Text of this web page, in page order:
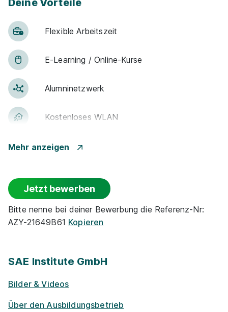
Mehrere Standorte
90%
Eignung
Du bist noch unentschlossen?
Mehr erfahren
Grafikdesign Diploma SAE Institute GmbH
15.03.2027
Deine Vorteile
Flexible Arbeitszeit
E-Lear­ning / On­line-Kur­se
Alumni­netz­werk
Kostenloses WLAN
Möglichkeit Homeoffice
Barriere­frei­heit
Nachhaltigkeit / Umweltschutz
Mobiles Arbeiten
Mehr anzeigen
Jetzt bewerben
Bitte nenne bei deiner Bewerbung die Referenz-Nr:
AZY-21649B61 Kopieren
SAE Institute GmbH
Bilder & Videos
Über den Ausbildungsbetrieb